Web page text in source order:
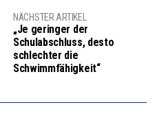
NÄCHSTER ARTIKEL
„Je geringer der
Schulabschluss, desto
schlechter die
Schwimmfähigkeit“